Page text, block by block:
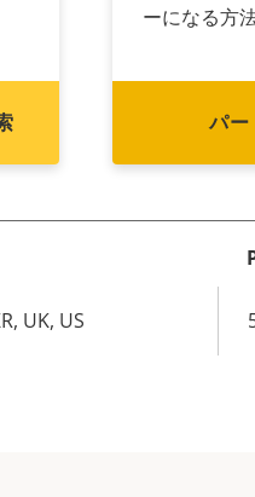
ーになる方
パー
UK, US